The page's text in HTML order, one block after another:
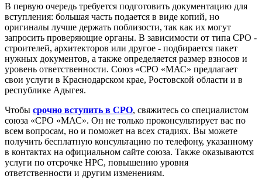
В первую очередь требуется подготовить документацию для
вступления: большая часть подается в виде копий, но
оригиналы лучше держать поблизости, так как их могут
запросить проверяющие органы. В зависимости от типа СРО -
строителей, архитекторов или другое - подбирается пакет
нужных документов, а также определяется размер взносов и
уровень ответственности. Союз «СРО «МАС» предлагает
свои услуги в Краснодарском крае, Ростовской области и в
республике Адыгея.
Чтобы срочно вступить в СРО, свяжитесь со специалистом
союза «СРО «МАС». Он не только проконсультирует вас по
всем вопросам, но и поможет на всех стадиях. Вы можете
получить бесплатную консультацию по телефону, указанному
в контактах на официальном сайте союза. Также оказываются
услуги по отсрочке НРС, повышению уровня
ответственности и другим изменениям.